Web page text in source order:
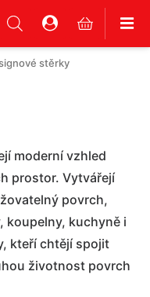
stěrky
moderní vzhled
prostor. Vytvářejí
povrch,
koupelny, kuchyně i
kteří chtějí spojit
životnost povrch